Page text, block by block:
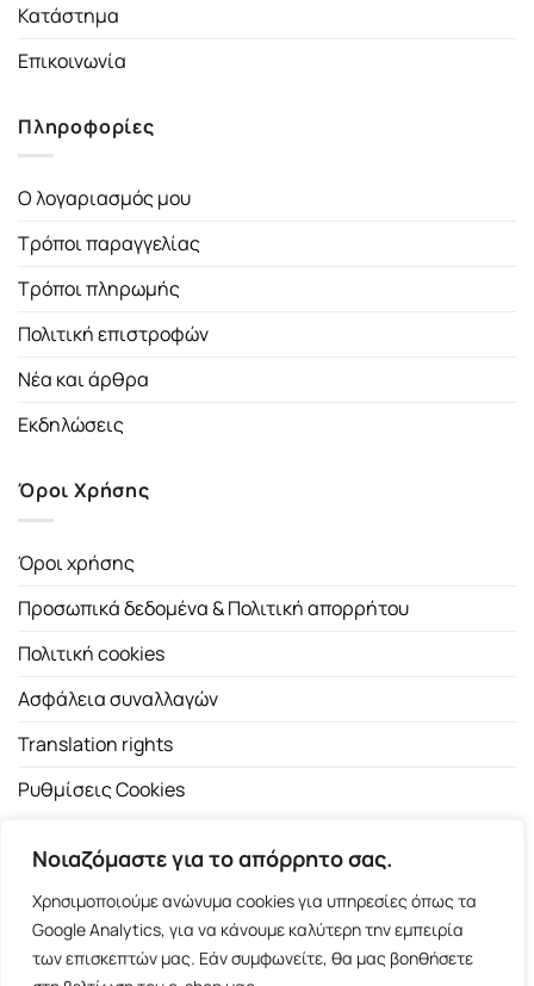
Νοιαζόμαστε για το απόρρητο σας.
Χρησιμοποιούμε ανώνυμα cookies για υπηρεσίες όπως τα
Google Analytics, για να κάνουμε καλύτερη την εμπειρία
των επισκεπτών μας. Εάν συμφωνείτε, θα μας βοηθήσετε
Κατάστημα
Επικοινωνία
Πληροφορίες
Ο λογαριασμός μου
Τρόποι παραγγελίας
Τρόποι πληρωμής
Πολιτική επιστροφών
Νέα και άρθρα
Εκδηλώσεις
Όροι Χρήσης
Όροι χρήσης
Προσωπικά δεδομένα & Πολιτική απορρήτου
Πολιτική cookies
Ασφάλεια συναλλαγών
Translation rights
Ρυθμίσεις Cookies
Copyright 2026 ©Εκδοτικός Οίκος Α.Α. Λιβάνη| All rights